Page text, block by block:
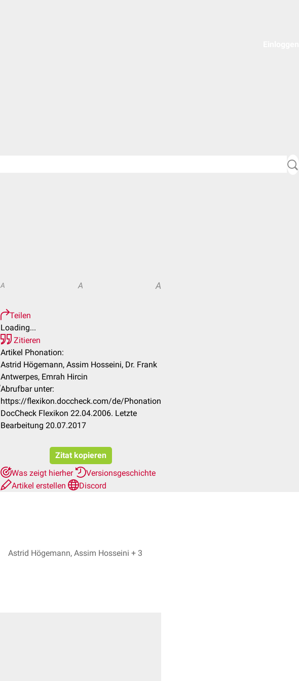
A A A
Teilen
Loading...
Zitieren
Artikel Phonation:
Astrid Högemann, Assim Hosseini, Dr. Frank
Antwerpes, Emrah Hircin
Abrufbar unter:
https://flexikon.doccheck.com/de/Phonation
DocCheck Flexikon 22.04.2006. Letzte
Bearbeitung 20.07.2017
Zitat kopieren
Was zeigt hierher
Versionsgeschichte
Artikel erstellen
Discord
Astrid Högemann, Assim Hosseini + 3